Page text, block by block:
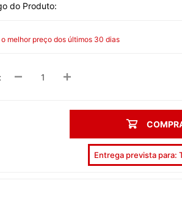
DIA NAMORADOS
REVEILLON
DIAS ESPECIAIS
do Produto:
o melhor preço dos últimos 30 dias
Entrega prevista para: